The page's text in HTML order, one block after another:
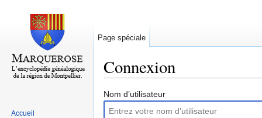
Connexion
Nom d’utilisateur
Page spéciale
Accueil